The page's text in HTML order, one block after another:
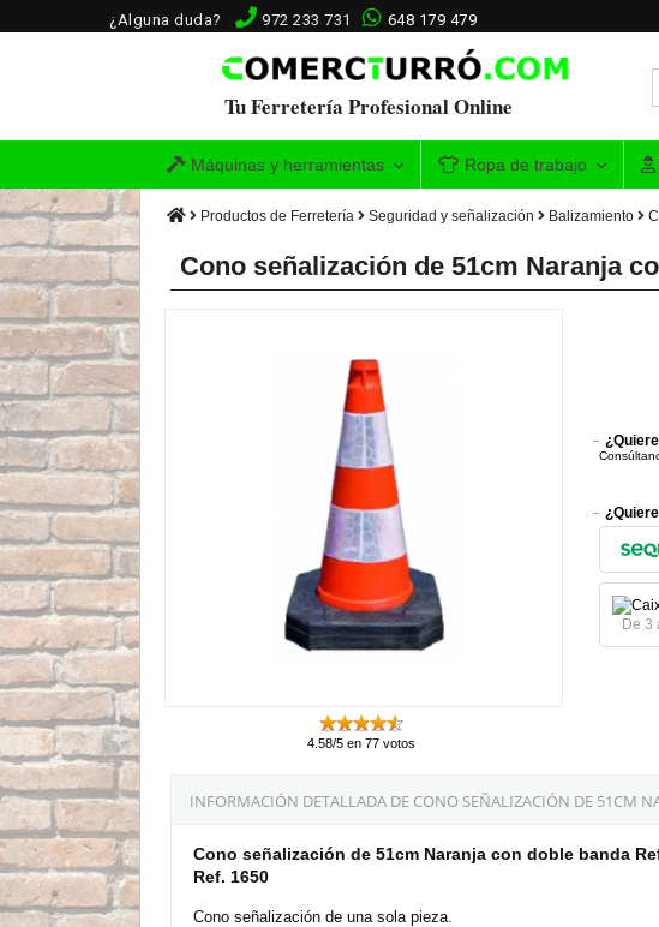
¿Alguna duda? 972 233 731 648 179 479
Tu Ferretería Profesional Online
Máquinas y herramientas Ropa de trabajo
Productos de Ferretería Seguridad y señalización Balizamiento
Cono señalización de 51cm Naranja
4.58/5 en 77 votos
De 3
INFORMACIÓN DETALLADA DE CONO SEÑALIZACIÓN DE 51CM
Cono señalización de 51cm Naranja con doble banda
Ref. 1650
Cono señalización de una sola pieza.